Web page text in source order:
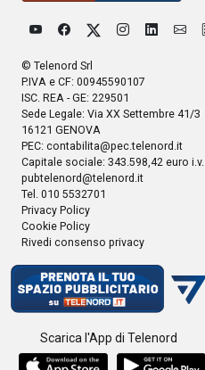
© Telenord Srl
P.IVA e CF: 00945590107
ISC. REA - GE: 229501
Sede Legale: Via XX Settembre 41/3
16121 GENOVA
PEC: contabilita@pec.telenord.it
Capitale sociale: 343.598,42 euro i.v.
pubtelenord@telenord.it
Tel. 010 5532701
Privacy Policy
Cookie Policy
Rivedi consenso privacy
Scarica l'App di Telenord